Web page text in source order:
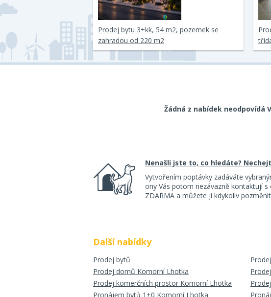
Prodej bytu 3+kk, 54 m2, pozemek se
zahradou od 220 m2
Žádná z nabídek neodpovídá
Nenašli jste to, co hledáte?
Vytvořením poptávky zadáváte
ony Vás potom nezávazně kontaktují
ZDARMA a můžete ji kdykoliv
Další nabídky
Prodej bytů
Prodej domů Komorní Lhotka
Prodej komerčních prostor Komorní Lhotka
Pronájem bytů 1+0 Komorní Lhotka